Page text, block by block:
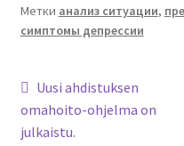
Метки анализ ситуации,
симптомы депрессии
Навигация
по
Предыдущая
запись:
Uusi ahdistuksen
omahoito-ohjelma on
julkaistu.